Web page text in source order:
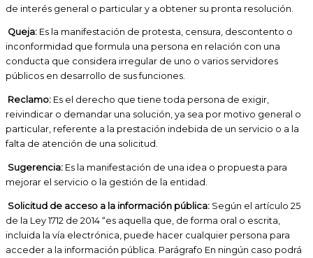
de interés general o particular y a obtener su pronta resolución.
Queja: Es la manifestación de protesta, censura, descontento o
inconformidad que formula una persona en relación con una
conducta que considera irregular de uno o varios servidores
públicos en desarrollo de sus funciones.
Reclamo: Es el derecho que tiene toda persona de exigir,
reivindicar o demandar una solución, ya sea por motivo general o
particular, referente a la prestación indebida de un servicio o a la
falta de atención de una solicitud.
Sugerencia: Es la manifestación de una idea o propuesta para
mejorar el servicio o la gestión de la entidad.
Solicitud de acceso a la información pública: Según el artículo 25
de la Ley 1712 de 2014 “es aquella que, de forma oral o escrita,
incluida la vía electrónica, puede hacer cualquier persona para
acceder a la información pública. Parágrafo En ningún caso podrá